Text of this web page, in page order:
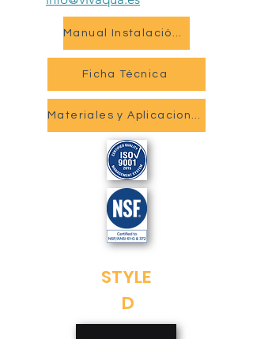
Manual Instalación y Mantenimiento
Ficha Técnica
Materiales y Aplicaciones
STYLE
D